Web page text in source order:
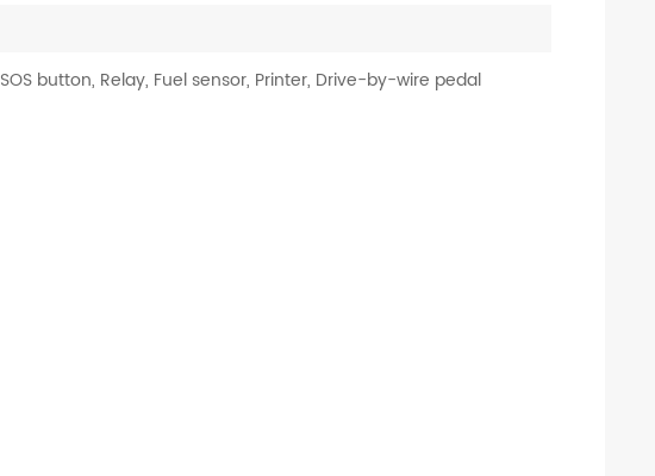
SOS button, Relay, Fuel sensor, Printer, Drive-by-wire pedal